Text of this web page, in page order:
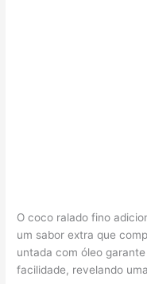
O coco ralado fino
um sabor extra que
untada com óleo
facilidade, revelando